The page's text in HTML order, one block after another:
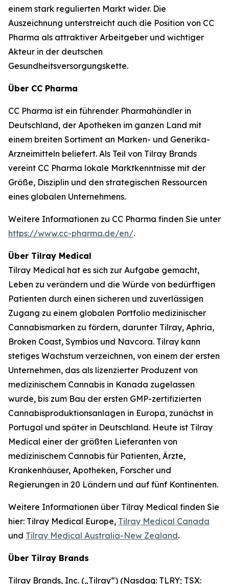
einem stark regulierten Markt wider. Die
Auszeichnung unterstreicht auch die Position von CC
Pharma als attraktiver Arbeitgeber und wichtiger
Akteur in der deutschen
Gesundheitsversorgungskette.
Über CC Pharma
CC Pharma ist ein führender Pharmahändler in
Deutschland, der Apotheken im ganzen Land mit
einem breiten Sortiment an Marken- und Generika-
Arzneimitteln beliefert. Als Teil von Tilray Brands
vereint CC Pharma lokale Marktkenntnisse mit der
Größe, Disziplin und den strategischen Ressourcen
eines globalen Unternehmens.
Weitere Informationen zu CC Pharma finden Sie unter
https://www.cc-pharma.de/en/.
Über Tilray Medical
Tilray Medical hat es sich zur Aufgabe gemacht,
Leben zu verändern und die Würde von bedürftigen
Patienten durch einen sicheren und zuverlässigen
Zugang zu einem globalen Portfolio medizinischer
Cannabismarken zu fördern, darunter Tilray, Aphria,
Broken Coast, Symbios und Navcora. Tilray kann
stetiges Wachstum verzeichnen, von einem der ersten
Unternehmen, das als lizenzierter Produzent von
medizinischem Cannabis in Kanada zugelassen
wurde, bis zum Bau der ersten GMP-zertifizierten
Cannabisproduktionsanlagen in Europa, zunächst in
Portugal und später in Deutschland. Heute ist Tilray
Medical einer der größten Lieferanten von
medizinischem Cannabis für Patienten, Ärzte,
Krankenhäuser, Apotheken, Forscher und
Regierungen in 20 Ländern und auf fünf Kontinenten.
Weitere Informationen über Tilray Medical finden Sie
hier: Tilray Medical Europe, Tilray Medical Canada
und Tilray Medical Australia-New Zealand.
Über Tilray Brands
Tilray Brands, Inc. („Tilray“) (Nasdaq: TLRY; TSX: